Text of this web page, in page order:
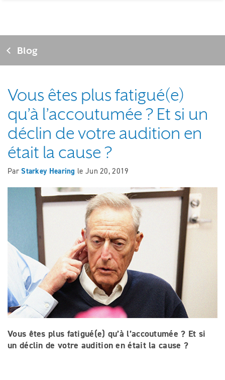
Blog
Vous êtes plus fatigué(e)
qu’à l’accoutumée ? Et si un
déclin de votre audition en
était la cause ?
ParStarkey Hearing le Jun 20, 2019
Vous êtes plus fatigué(e) qu’à l’accoutumée ? Et si
un déclin de votre audition en était la cause ?